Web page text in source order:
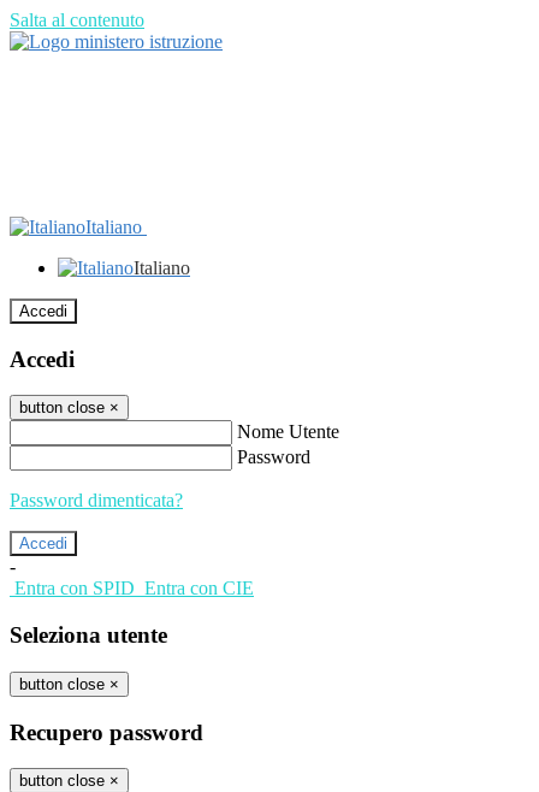
Salta al contenuto
Italiano
Italiano
Accedi
Accedi
button close ×
Nome Utente
Password
Password dimenticata?
-
Entra con SPID Entra con CIE
Seleziona utente
button close ×
Recupero password
button close ×